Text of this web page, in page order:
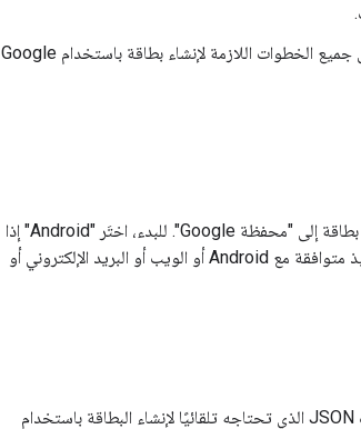
: تقدّم هذه المقالة نظرة عامة شاملة على جميع الخطوات اللازمة لإنشاء بطاقة باستخدام Google
تقدّم لك الدروس التطبيقية ذاتية التوجيه حول الترميز الخطوات اللازمة لإضافة بطاقة إلى "محفظة Google". للبدء، اختَر "Android" إذا
كان سيتم التنفيذ على أجهزة Android فقط، واختَر "الويب" إذا كانت عملية التنفيذ متوافقة مع Android أو الويب أو البريد الإلكتروني أو
وإنشاء ملف JSON الذي تحتاجه تلقائيًا لإنشاء البطاقة باستخدام